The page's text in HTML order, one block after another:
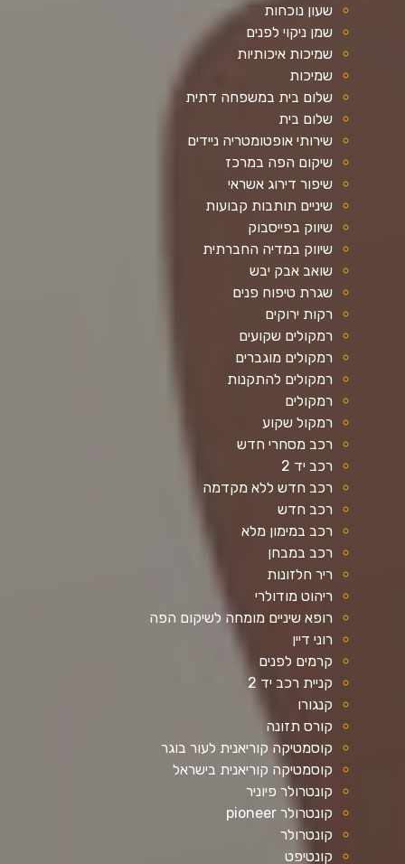
שעון נוכחות
שמן ניקוי לפנים
שמיכות איכותיות
שמיכות
שלום בית במשפחה דתית
שלום בית
שירותי אופטומטריה ניידים
שיקום הפה במרכז
שיפור דירוג אשראי
שיניים תותבות קבועות
שיווק בפייסבוק
שיווק במדיה החברתית
שואב אבק יבש
שגרת טיפוח פנים
רקות ירוקים
רמקולים שקועים
רמקולים מוגברים
רמקולים להתקנות
רמקולים
רמקול שקוע
רכב מסחרי חדש
רכב יד 2
רכב חדש ללא מקדמה
רכב חדש
רכב במימון מלא
רכב במבחן
ריר חלזונות
ריהוט מודולרי
רופא שיניים מומחה לשיקום הפה
רוני דיין
קרמים לפנים
קניית רכב יד 2
קנגורו
קורס תזונה
קוסמטיקה קוריאנית לעור בוגר
קוסמטיקה קוריאנית בישראל
קונטרולר פיוניר
קונטרולר pioneer
קונטרולר
קונטיפט